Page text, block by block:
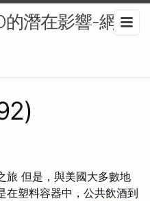
的潛在影響-網路
旅 但是，與美國大多數地
在塑料容器中，公共飲酒到